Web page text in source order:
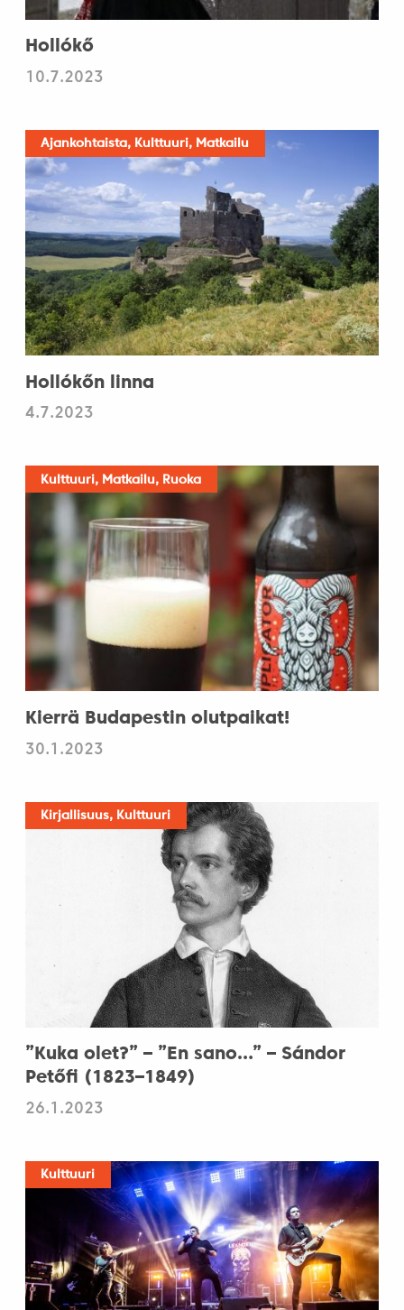
Hollókő
10.7.2023
Ajankohtaista, Kulttuuri, Matkailu
Hollókőn linna
4.7.2023
Kulttuuri, Matkailu, Ruoka
Kierrä Budapestin olutpaikat!
30.1.2023
Kirjallisuus, Kulttuuri
”Kuka olet?” – ”En sano…” – Sándor
Petőfi (1823–1849)
26.1.2023
Kulttuuri